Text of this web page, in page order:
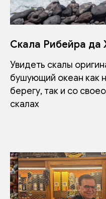
Скала Рибейра да
Увидеть скалы
бушующий океан как
берегу, так и со
скалах